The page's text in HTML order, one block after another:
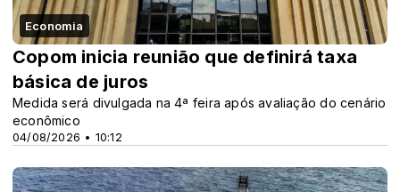
Economia
04/08/2026 • 10:12
Copom inicia reunião que definirá taxa
básica de juros
Medida será divulgada na 4ª feira após avaliação do cenário
econômico